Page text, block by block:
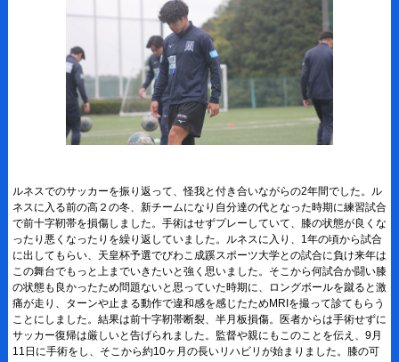
ルネスでのサッカーを振り返って、怪我と付き合いながらの2年間でした。ル
ネスに入る前の高２の冬、新チームになり自分達の代となった時期に練習試合
で前十字靭帯を損傷しました。手術はせずプレーしていて、膝の状態が良くな
ったり悪くなったりを繰り返していました。ルネスに入り、1年の頃から試合
に出してもらい、天皇杯予選でびわこ成蹊スポーツ大学との試合に負け来年は
この舞台でもっと上までいきたいと強く思いました。そこから何試合か闘い膝
の状態も良かったため問題ないと思っていた時期に、ロングボールを蹴ると激
痛が走り、ターンや止まる動作で違和感を感じたためMRIを撮って診てもらう
ことにしました。結果は前十字靭帯断裂、半月板損傷。医者からは手術せずに
サッカー復帰は厳しいと告げられました。監督や親にもこのことを伝え、9月
11日に手術をし、そこから約10ヶ月の長いリハビリが始まりました。膝の可